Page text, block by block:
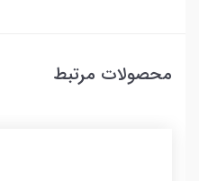
محصولات مرتبط